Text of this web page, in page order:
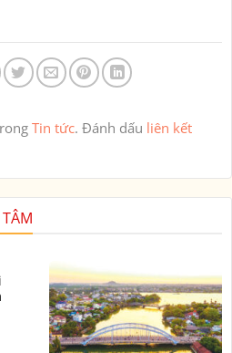
Tin tức. Đánh dấu liên kết